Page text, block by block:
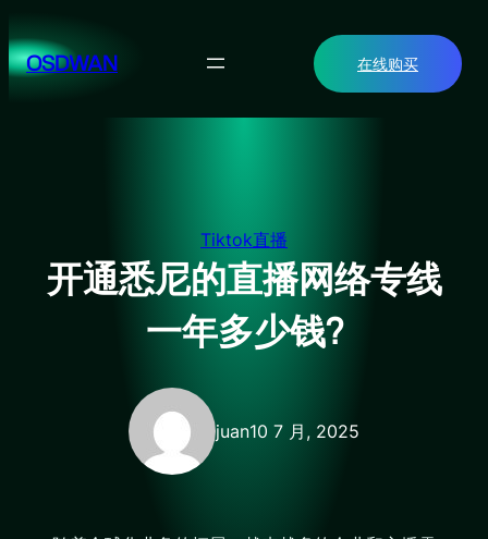
至
内OSDWAN 在线购买
Tiktok直播
开通悉尼的直播网络专线
一年多少钱?
juan10 7 月, 2025